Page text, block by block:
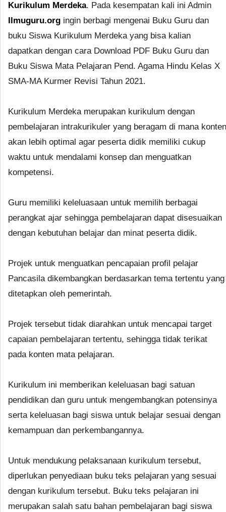
Kurikulum Merdeka. Pada kesempatan kali ini Admin
Ilmuguru.org ingin berbagi mengenai Buku Guru dan
buku Siswa Kurikulum Merdeka yang bisa kalian
dapatkan dengan cara Download PDF Buku Guru dan
Buku Siswa Mata Pelajaran Pend. Agama Hindu Kelas X
SMA-MA Kurmer Revisi Tahun 2021.
Kurikulum Merdeka merupakan kurikulum dengan
pembelajaran intrakurikuler yang beragam di mana konten
akan lebih optimal agar peserta didik memiliki cukup
waktu untuk mendalami konsep dan menguatkan
kompetensi.
Guru memiliki keleluasaan untuk memilih berbagai
perangkat ajar sehingga pembelajaran dapat disesuaikan
dengan kebutuhan belajar dan minat peserta didik.
Projek untuk menguatkan pencapaian profil pelajar
Pancasila dikembangkan berdasarkan tema tertentu yang
ditetapkan oleh pemerintah.
Projek tersebut tidak diarahkan untuk mencapai target
capaian pembelajaran tertentu, sehingga tidak terikat
pada konten mata pelajaran.
Kurikulum ini memberikan keleluasan bagi satuan
pendidikan dan guru untuk mengembangkan potensinya
serta keleluasan bagi siswa untuk belajar sesuai dengan
kemampuan dan perkembangannya.
Untuk mendukung pelaksanaan kurikulum tersebut,
diperlukan penyediaan buku teks pelajaran yang sesuai
dengan kurikulum tersebut. Buku teks pelajaran ini
merupakan salah satu bahan pembelajaran bagi siswa